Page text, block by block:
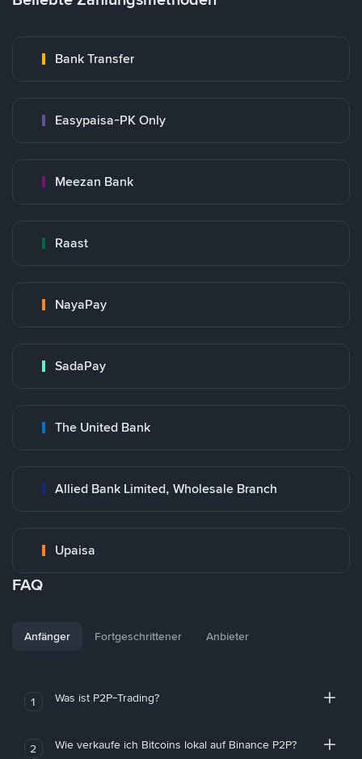
Bank Transfer
Easypaisa-PK Only
Meezan Bank
Raast
NayaPay
SadaPay
The United Bank
Allied Bank Limited, Wholesale Branch
Upaisa
FAQ
Anfänger Fortgeschrittener Anbieter
1 Was ist P2P-Trading?
2 Wie verkaufe ich Bitcoins lokal auf Binance P2P?